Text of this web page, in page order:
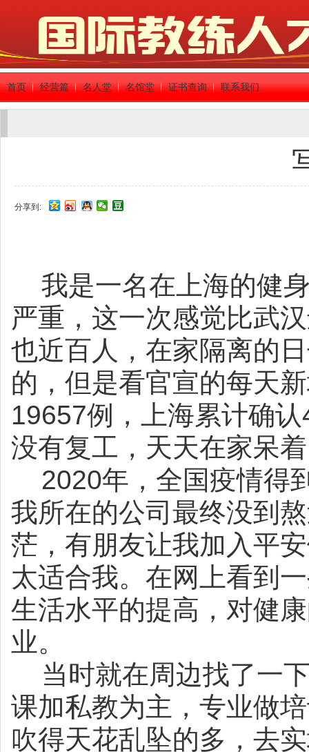
首页 经营篇 名人堂 名馆堂 证书查询 联系我们
分享到:
我是一名在上海的健
严重，这一次感觉比武
也近百人，在家隔离的
的，但是看官宣的每天
19657例，上海累计确认
没有复工，天天在家呆
2020年，全国疫情得
我所在的公司最终没到
茫，有朋友让我加入平
太适合我。在网上看到
生活水平的提高，对健
业。
当时就在周边找了一
课加私教为主，专业做
吹得天花乱坠的多，去